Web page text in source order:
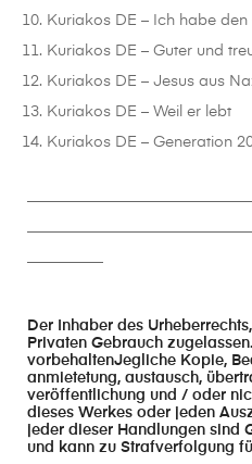
Kuriakos DE – Ich habe den
Kuriakos DE – Guter und
Kuriakos DE – Jesus aus
Kuriakos DE – Weil er lebt
Kuriakos DE – Generation
Der Inhaber des
Privaten Gebrauch
vorbehaltenJegliche Kopie,
anmietetung, austausch,
veröffentlichung und / oder
dieses Werkes oder jeden
jeder dieser Handlungen sind
und kann zu Strafverfolgung